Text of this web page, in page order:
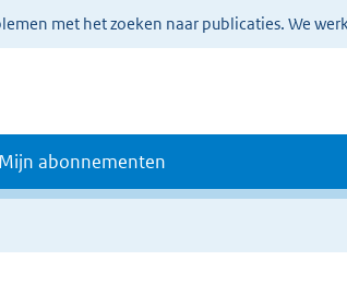
met het zoeken naar publicaties. We
Mijn abonnementen